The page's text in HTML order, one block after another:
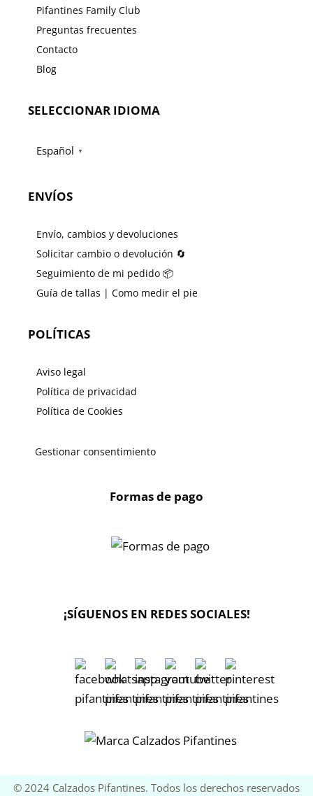
Pifantines Family Club
Preguntas frecuentes
Contacto
Blog
SELECCIONAR IDIOMA
Español ▼
ENVÍOS
Envío, cambios y devoluciones
Solicitar cambio o devolución 🔄
Seguimiento de mi pedido 📦
Guía de tallas | Como medir el pie
POLÍTICAS
Aviso legal
Política de privacidad
Política de Cookies
Gestionar consentimiento
Formas de pago
¡SÍGUENOS EN REDES SOCIALES!
© 2024 Calzados Pifantines. Todos los derechos reservados
CAMBIO/DEVOLUCIÓN
📞 Contactar Whatsapp
📧 Enviar mensaje